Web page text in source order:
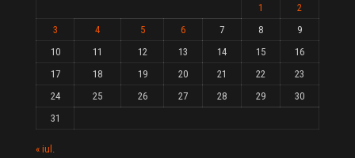
1
2
3
4 5 6 7 8
9
10
11 12 13 14 15
16
17
18 19 20 21 22
23
24
25 26 27 28 29
30
31
« iul.